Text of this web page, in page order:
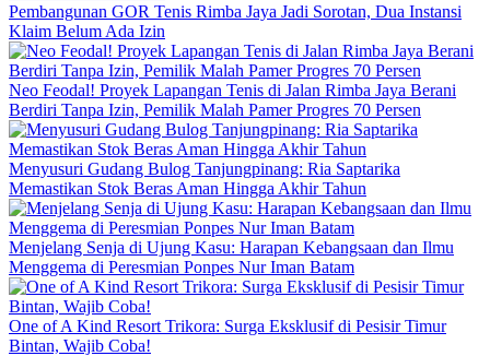
Pembangunan GOR Tenis Rimba Jaya Jadi Sorotan, Dua Instansi
Klaim Belum Ada Izin
Neo Feodal! Proyek Lapangan Tenis di Jalan Rimba Jaya Berani
Berdiri Tanpa Izin, Pemilik Malah Pamer Progres 70 Persen
Menyusuri Gudang Bulog Tanjungpinang: Ria Saptarika
Memastikan Stok Beras Aman Hingga Akhir Tahun
Menjelang Senja di Ujung Kasu: Harapan Kebangsaan dan Ilmu
Menggema di Peresmian Ponpes Nur Iman Batam
One of A Kind Resort Trikora: Surga Eksklusif di Pesisir Timur
Bintan, Wajib Coba!